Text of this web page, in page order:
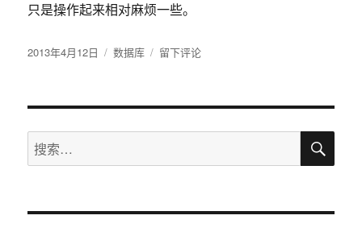
只是操作起来相对麻烦一些。
发
2013年4月12日
分
数据库
于
2000
据
迁
留下评论
搜
索：
搜